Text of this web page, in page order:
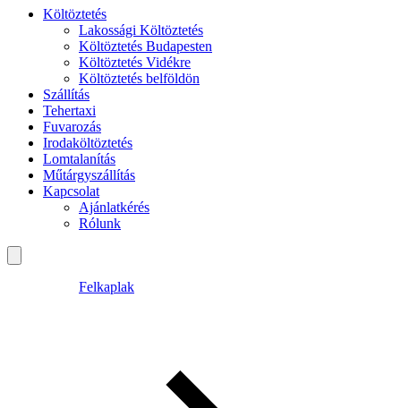
Költöztetés
Lakossági Költöztetés
Költöztetés Budapesten
Költöztetés Vidékre
Költöztetés belföldön
Szállítás
Tehertaxi
Fuvarozás
Irodaköltöztetés
Lomtalanítás
Műtárgyszállítás
Kapcsolat
Ajánlatkérés
Rólunk
Felkaplak